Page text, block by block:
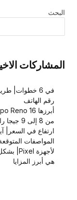
البحث
المشاركات
في 6 خطوات|
رقم الهاتف
أبرزها Oppo Reno 16| أبرز الهواتف المرتقبة في يوليو 2026
من 8 إلى 9 جيجا رام| تسريبات آيفون 18 الأساسي
المواصفات
هي أبرز المزايا